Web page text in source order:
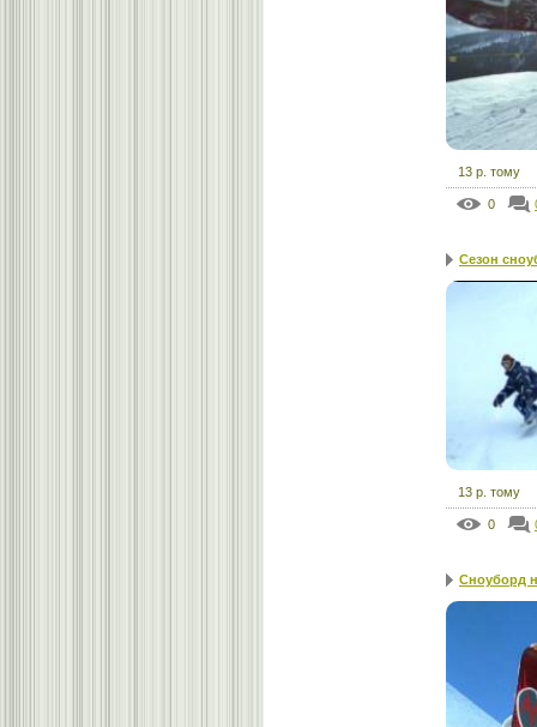
13 р. тому
0
Сезон
13 р. тому
0
Сноуборд